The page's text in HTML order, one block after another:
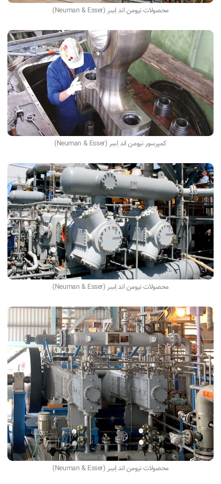
محصولات نیومن اند اِسِر (Neuman & Esser)
کمپرسور نیومن اند اِسِر (Neuman & Esser)
محصولات نیومن اند اِسِر (Neuman & Esser)
محصولات نیومن اند اِسِر (Neuman & Esser)